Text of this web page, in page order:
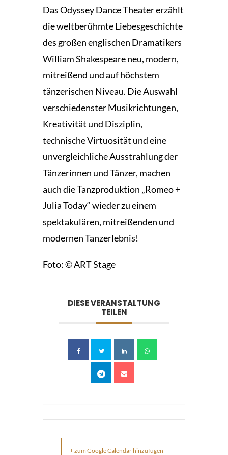
Das Odyssey Dance Theater erzählt
die weltberühmte Liebesgeschichte
des großen englischen Dramatikers
William Shakespeare neu, modern,
mitreißend und auf höchstem
tänzerischen Niveau. Die Auswahl
verschiedenster Musikrichtungen,
Kreativität und Disziplin,
technische Virtuosität und eine
unvergleichliche Ausstrahlung der
Tänzerinnen und Tänzer, machen
auch die Tanzproduktion „Romeo +
Julia Today“ wieder zu einem
spektakulären, mitreißenden und
modernen Tanzerlebnis!
Foto: © ART Stage
DIESE VERANSTALTUNG
TEILEN
+ zum Google Calendar hinzufügen